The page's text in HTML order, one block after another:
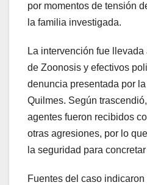
por momentos de tensión
la familia investigada.
La intervención fue llevada
de Zoonosis y efectivos
denuncia presentada por
Quilmes. Según
agentes fueron recibidos
otras agresiones, por lo
la seguridad para
Fuentes del caso